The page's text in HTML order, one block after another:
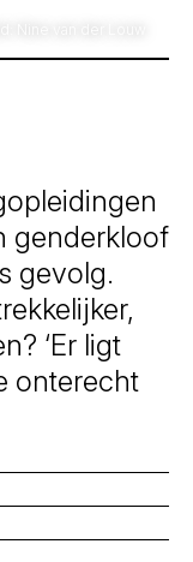
genderkloof
gevolg.
‘Er ligt
onterecht